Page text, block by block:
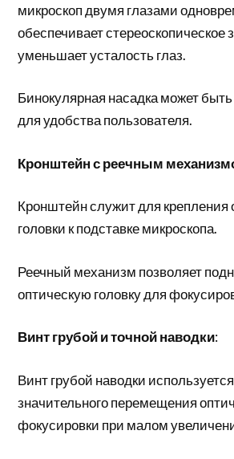
микроскоп двумя глазами
обеспечивает стереоскопическое
уменьшает усталость глаз.
Бинокулярная насадка может
для удобства пользователя.
Кронштейн с реечным
Кронштейн служит для крепления
головки к подставке микроскопа.
Реечный механизм позволяет
оптическую головку для
Винт грубой и точной наводки:
Винт грубой наводки
значительного перемещения
фокусировки при малом